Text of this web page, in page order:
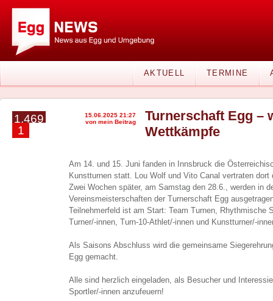
AKTUELL TERMINE
1.469
1
15.06.2025 21:27
von mein Beitrag
Turnerschaft Egg –
Wettkämpfe
Am 14. und 15. Juni fanden in Innsbruck die
Kunstturnen statt. Lou Wolf und Vito Canal vertraten dort
Zwei Wochen später, am Samstag den 28.6., werden in
Vereinsmeisterschaften der Turnerschaft Egg
Teilnehmerfeld ist am Start: Team Turnen, Rhythmische
Turner/-innen, Turn-10-Athlet/-innen und Kunstturner/-
Als Saisons Abschluss wird die gemeinsame
Egg gemacht.
Alle sind herzlich eingeladen, als Besucher und
Sportler/-innen anzufeuern!